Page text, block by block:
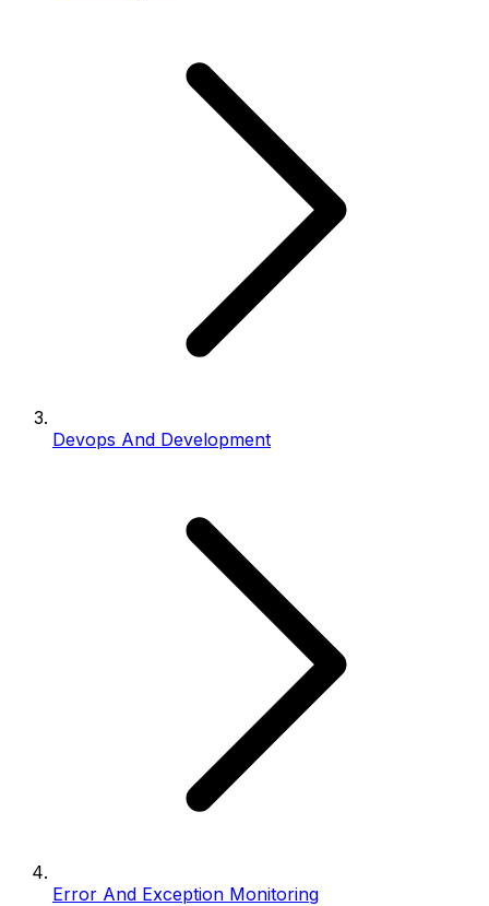
Devops And Development
Error And Exception Monitoring